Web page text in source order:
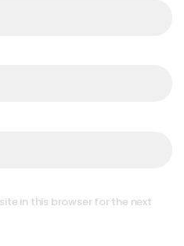
in this browser for the next